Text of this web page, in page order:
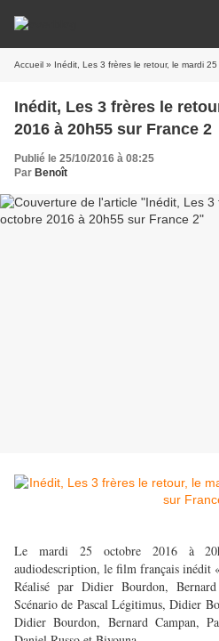
Accueil » Inédit, Les 3 frères le retour, le mardi
Inédit, Les 3 frères le
2016 à 20h55 sur France 2
Publié le 25/10/2016 à 08:25
Par Benoît
Le mardi 25 octobre 2016 à
audiodescription, le film français inédit
Réalisé par Didier Bourdon,
Scénario de Pascal Légitimus, Didier
Didier Bourdon, Bernard Campan,